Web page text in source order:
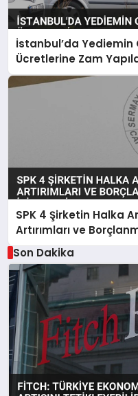
İstanbul’da
Ücretlerine Zam
SPK 4 Şirketin Halka
Artırımları ve
Verdi
Son Dakika